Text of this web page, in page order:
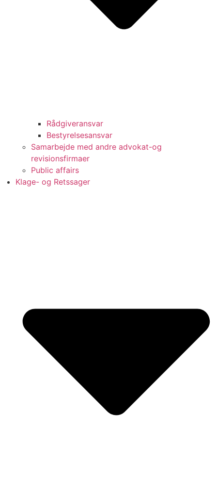
Rådgiveransvar
Bestyrelsesansvar
Samarbejde med andre advokat-og
revisionsfirmaer
Public affairs
Klage- og Retssager